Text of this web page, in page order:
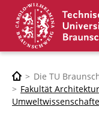
Die TU
Fakultät